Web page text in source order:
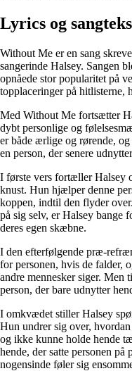
Lyrics og
Without Me er en sang
sangerinde Halsey. Sangen
opnåede stor popularitet på
topplaceringer på hitlisterne,
Med Without Me fortsætter
dybt personlige og
er både ærlige og rørende,
en person, der senere
I første vers fortæller Halsey
knust. Hun hjælper denne
koppen, indtil den flyder
på sig selv, er Halsey bange
deres egen skæbne.
I den efterfølgende præ-
for personen, hvis de falder,
andre mennesker siger. Men
person, der bare udnytter
I omkvædet stiller Halsey
Hun undrer sig over,
og ikke kunne holde hende
hende, der satte personen på
nogensinde føler sig